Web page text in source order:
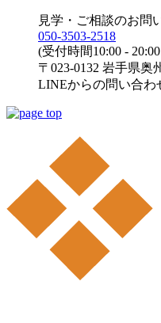
見学・ご相談のお問
050-3503-2518
(受付時間10:00 - 20:00
〒023-0132 岩手県奥
LINEからの問い合わ